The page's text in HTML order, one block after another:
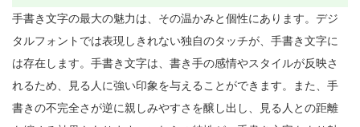
手書き文字の最大の魅力は、その温かみと個性にあります。デジ
タルフォントでは表現しきれない独自のタッチが、手書き文字に
は存在します。手書き文字は、書き手の感情やスタイルが反映さ
れるため、見る人に強い印象を与えることができます。また、手
書きの不完全さが逆に親しみやすさを醸し出し、見る人との距離